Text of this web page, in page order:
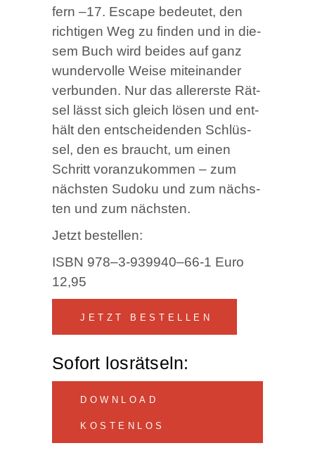
fern –17. Escape bedeu­tet, den
rich­ti­gen Weg zu fin­den und in die­
sem Buch wird bei­des auf ganz
wun­der­vol­le Wei­se mit­ein­an­der
ver­bun­den. Nur das aller­ers­te Rät­
sel lässt sich gleich lösen und ent­
hält den ent­schei­den­den Schlüs­
sel, den es braucht, um einen
Schritt vor­an­zu­kom­men – zum
nächs­ten Sudo­ku und zum nächs­
ten und zum nächsten.
Jetzt bestel­len:
ISBN 978–3‑939940–66‑1 Euro
12,95
JETZT BESTELLEN
Sofort los­rät­seln:
DOWN­LOAD
KOSTENLOS